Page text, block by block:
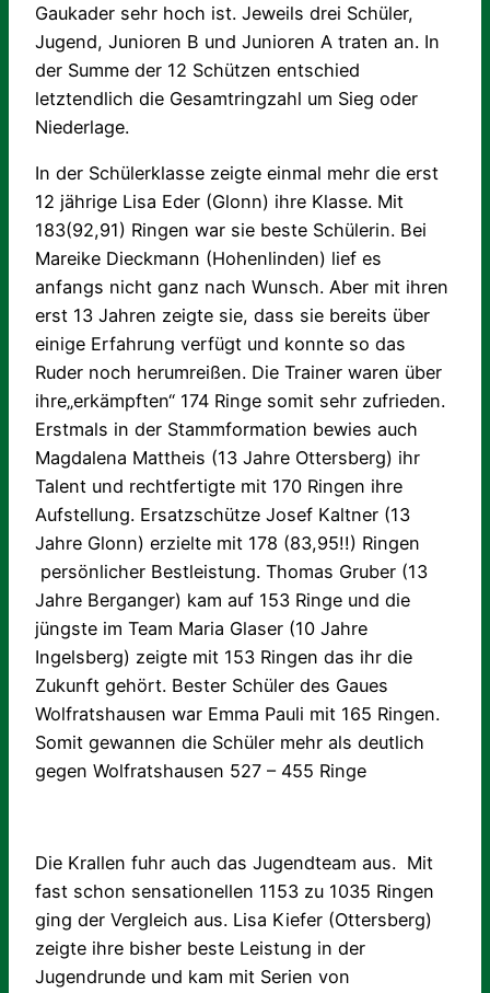
Gaukader sehr hoch ist. Jeweils drei Schüler,
Jugend, Junioren B und Junioren A traten an. In
der Summe der 12 Schützen entschied
letztendlich die Gesamtringzahl um Sieg oder
Niederlage.
In der Schülerklasse zeigte einmal mehr die erst
12 jährige Lisa Eder (Glonn) ihre Klasse. Mit
183(92,91) Ringen war sie beste Schülerin. Bei
Mareike Dieckmann (Hohenlinden) lief es
anfangs nicht ganz nach Wunsch. Aber mit ihren
erst 13 Jahren zeigte sie, dass sie bereits über
einige Erfahrung verfügt und konnte so das
Ruder noch herumreißen. Die Trainer waren über
ihre„erkämpften“ 174 Ringe somit sehr zufrieden.
Erstmals in der Stammformation bewies auch
Magdalena Mattheis (13 Jahre Ottersberg) ihr
Talent und rechtfertigte mit 170 Ringen ihre
Aufstellung. Ersatzschütze Josef Kaltner (13
Jahre Glonn) erzielte mit 178 (83,95!!) Ringen
persönlicher Bestleistung. Thomas Gruber (13
Jahre Berganger) kam auf 153 Ringe und die
jüngste im Team Maria Glaser (10 Jahre
Ingelsberg) zeigte mit 153 Ringen das ihr die
Zukunft gehört. Bester Schüler des Gaues
Wolfratshausen war Emma Pauli mit 165 Ringen.
Somit gewannen die Schüler mehr als deutlich
gegen Wolfratshausen 527 – 455 Ringe
Die Krallen fuhr auch das Jugendteam aus. Mit
fast schon sensationellen 1153 zu 1035 Ringen
ging der Vergleich aus. Lisa Kiefer (Ottersberg)
zeigte ihre bisher beste Leistung in der
Jugendrunde und kam mit Serien von